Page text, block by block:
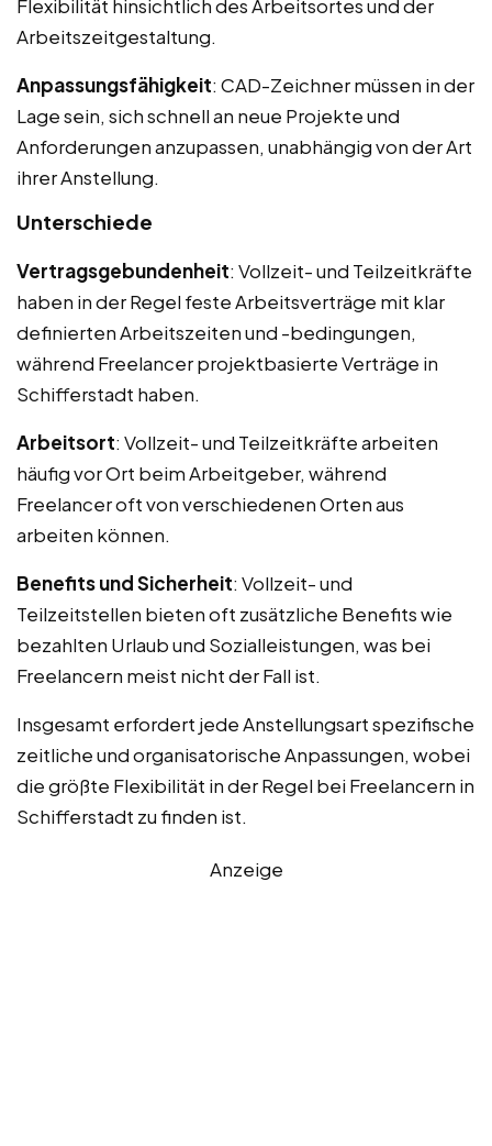
Flexibilität hinsichtlich des Arbeitsortes und der
Arbeitszeitgestaltung.
Anpassungsfähigkeit: CAD-Zeichner müssen in der
Lage sein, sich schnell an neue Projekte und
Anforderungen anzupassen, unabhängig von der Art
ihrer Anstellung.
Unterschiede
Vertragsgebundenheit: Vollzeit- und Teilzeitkräfte
haben in der Regel feste Arbeitsverträge mit klar
definierten Arbeitszeiten und -bedingungen,
während Freelancer projektbasierte Verträge in
Schifferstadt haben.
Arbeitsort: Vollzeit- und Teilzeitkräfte arbeiten
häufig vor Ort beim Arbeitgeber, während
Freelancer oft von verschiedenen Orten aus
arbeiten können.
Benefits und Sicherheit: Vollzeit- und
Teilzeitstellen bieten oft zusätzliche Benefits wie
bezahlten Urlaub und Sozialleistungen, was bei
Freelancern meist nicht der Fall ist.
Insgesamt erfordert jede Anstellungsart spezifische
zeitliche und organisatorische Anpassungen, wobei
die größte Flexibilität in der Regel bei Freelancern in
Schifferstadt zu finden ist.
Anzeige